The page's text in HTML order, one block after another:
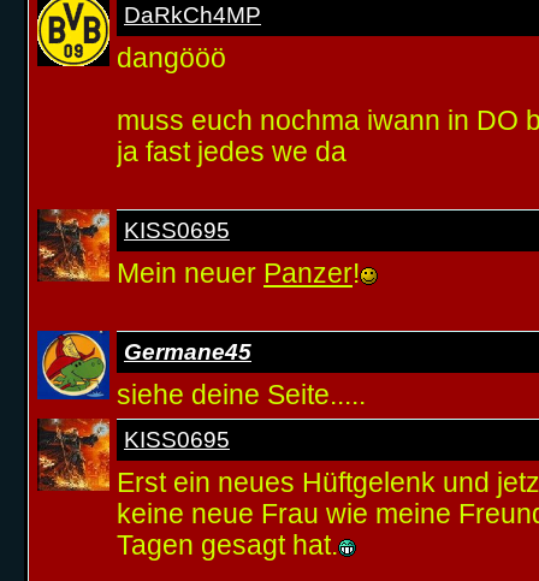
DaRkCh4MP
dangööö
muss euch nochma iwann in DO
ja fast jedes we da
KISS0695
Mein neuer Panzer!
Germane45
siehe deine Seite.....
KISS0695
Erst ein neues Hüftgelenk und
keine neue Frau wie meine
Tagen gesagt hat.